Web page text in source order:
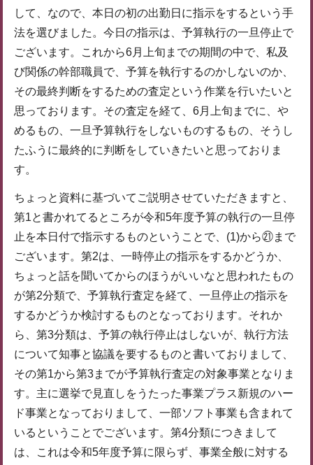
して、なので、本日の初の出勤日に指示をするという手
法を選びました。今日の指示は、予算執行の一旦停止で
ございます。これから6月上旬までの期間の中で、私及
び関係の幹部職員で、予算を執行するのかしないのか、
その最終判断をするための査定という作業を行いたいと
思っております。その査定を経て、6月上旬までに、や
めるもの、一旦予算執行をしないものするもの、そうし
たふうに最終的に判断をしていきたいと思っておりま
す。
ちょっと資料に基づいてご説明させていただきますと、
第1と書かれてるところが令和5年度予算の執行の一旦停
止を本日付で指示するものということで、(1)から㉑まで
ございます。第2は、一時停止の指示をするかどうか、
ちょっと話を聞いてからのほうがいいなと思われたもの
が第2分類で、予算執行査定を経て、一旦停止の指示を
するかどうか検討するものとなっております。それか
ら、第3分類は、予算の執行停止はしないが、執行方法
について知事と協議を要するものと書いておりまして、
その第1から第3までが予算執行査定の対象事業となりま
す。主に選挙で見直しをうたった事業プラス新規のハー
ド事業となっておりまして、一部ソフト事業も含まれて
いるということでございます。第4分類につきまして
は、これは令和5年度予算に限らず、事業全般に対する